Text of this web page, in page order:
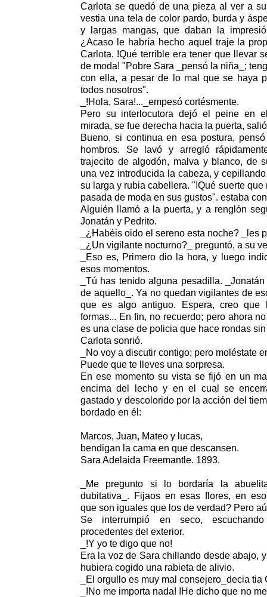
Carlota se quedó de una pieza al ver a
vestia una tela de color pardo, burda y
y largas mangas, que daban la
¿Acaso le habría hecho aquel traje la
Carlota. !Qué terrible era tener que llevar
de moda! "Pobre Sara _pensó la niña_;
con ella, a pesar de lo mal que se haya
todos nosotros".
_!Hola, Sara!..._empesó cortésmente.
Pero su interlocutora dejó el peine en
mirada, se fue derecha hacia la puerta,
Bueno, si continua en esa postura,
hombros. Se lavó y arregló
trajecito de algodón, malva y blanco, de
una vez introducida la cabeza, y
su larga y rubia cabellera. "!Qué suerte
pasada de moda en sus gustos". estaba
Alguién llamó a la puerta, y a renglón
Jonatán y Pedrito.
_¿Habéis oido el sereno esta noche? _les
_¿Un vigilante nocturno?_ preguntó, a su
_Eso es, Primero dio la hora, y luego
esos momentos.
_Tú has tenido alguna pesadilla.
de aquello_. Ya no quedan vigilantes de
que es algo antiguo. Espera, creo que
formas... En fin, no recuerdo; pero ahora
es una clase de policia que hace rondas
Carlota sonrió.
_No voy a discutir contigo; pero moléstate
Puede que te lleves una sorpresa.
En ese momento su vista se fijó en un
encima del lecho y en el cual se
gastado y descolorido por la acción del
bordado en él:
Marcos, Juan, Mateo y lucas,
bendigan la cama en que descansen.
Sara Adelaida Freemantle. 1893.
_Me pregunto si lo bordaría la
dubitativa_. Fijaos en esas flores, en
que son iguales que los de verdad? Pero
Se interrumpió en seco,
procedentes del exterior.
_!Y yo te digo que no!
Era la voz de Sara chillando desde abajo,
hubiera cogido una rabieta de alivio.
_El orgullo es muy mal consejero_decia tia
_!No me importa nada! !He dicho que no